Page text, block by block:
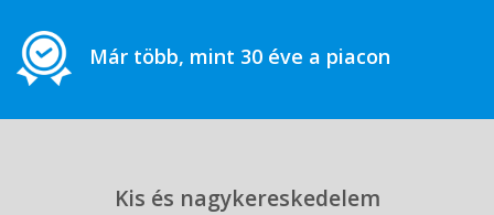
Már több, mint 30 éve a piacon
Kis és nagykereskedelem